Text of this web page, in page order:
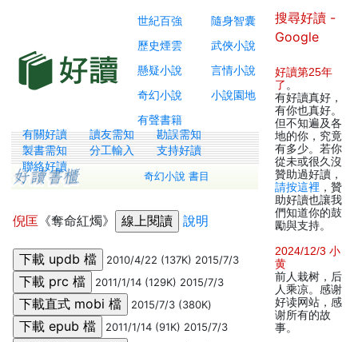
世紀百強
隨身智囊
歷史煙雲
武俠小說
懸疑小說
言情小說
奇幻小說
小說園地
有聲書籍
有關好讀 讀友需知
勘誤需知
製書需知
分工輸入
支持好讀
聯絡好讀
奇幻小說 書目
倪匡 《奪命紅燭》 說明
2010/4/22 (137K) 2015/7/3
2011/1/14 (129K) 2015/7/3
2015/7/3 (380K)
2011/1/14 (91K) 2015/7/3
搜尋好讀 -
Google
好讀第25年
了 。
有好讀真好，
有你也真好。
但不知遍及各
地的你，究竟
有多少。若你
從未或很久沒
贊助過好讀，
請按這裡 ，贊
助好讀也讓我
們知道你的鼓
勵與支持。
2024/12/3 小
黄
前人栽树，后
人乘凉。感谢
好读网站，感
谢所有的故
事。